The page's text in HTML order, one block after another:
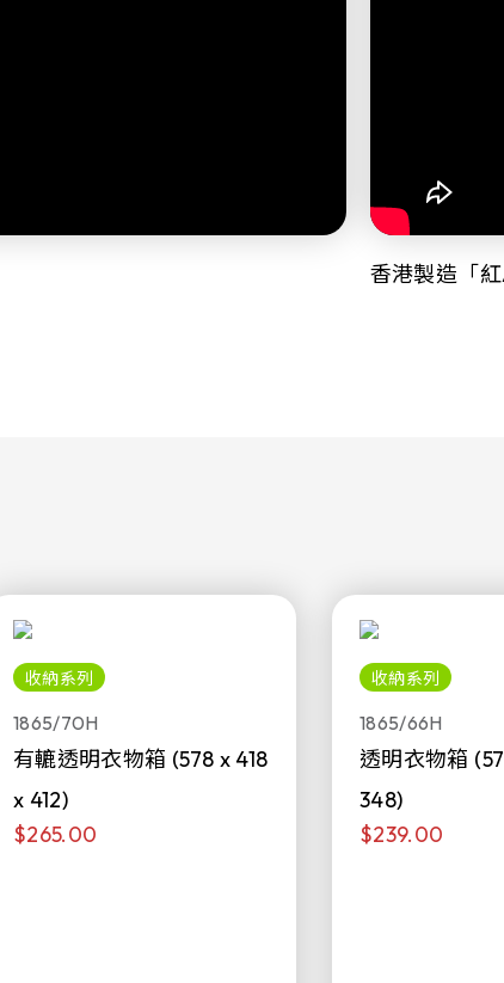
香港製造「
收納系列
1865/70H
有轆透明衣物箱 (578 x 418
x 412)
$265.00
收納系列
1865/66H
透明衣物箱
348)
$239.00